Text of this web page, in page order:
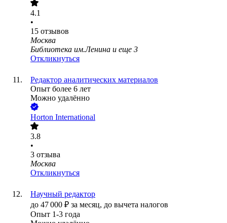
4.1
•
15 отзывов
Москва
Библиотека им.Ленина и еще 3
Откликнуться
Редактор аналитических материалов
Опыт более 6 лет
Можно удалённо
Horton International
3.8
•
3 отзыва
Москва
Откликнуться
Научный редактор
до 47 000 ₽ за месяц, до вычета налогов
Опыт 1-3 года